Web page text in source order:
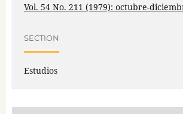
Vol. 54 No. 211 (1979): octubre-
SECTION
Estudios